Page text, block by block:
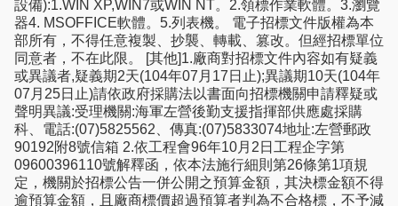
設備):1.WIN XP,WIN7或WIN NT。2.領標作業軟體。3.瀏覽
器4. MSOFFICE軟體。5.列表機。 電子招標文件版權為本
部所有，不得任意複製、抄襲、轉載、篡改。但經招標單位
同意者，不在此限。 [其他]1.廠商對招標文件內容如有疑義
或異議者,疑義期2天(104年07月17日止);異議期10天(104年
07月25日止)請依政府採購法以書面向招標機關申請釋疑或
聲明異議:受理機關:海軍左營後勤支援指揮部供應處採購
科、電話:(07)5825562、傳真:(07)5833074地址:左營郵政
90192附8號信箱 2.依工程會96年10月2日工程企字第
09600396110號解釋函，依本法施行細則第26條第1項規
定，機關於招標公告一併公開之預算金額，其決標金額不得
逾預算金額，且廠商標價超過預算者判為不合格標，不予減